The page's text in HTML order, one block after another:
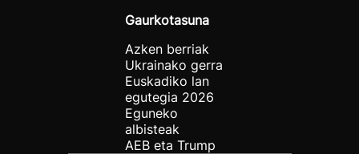
Gaurkotasuna
Azken berriak
Ukrainako gerra
Euskadiko lan
egutegia 2026
Eguneko
albisteak
AEB eta Trump